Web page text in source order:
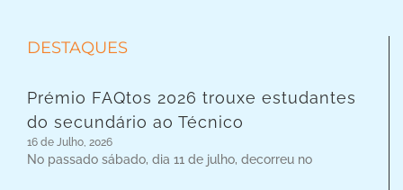
DESTAQUES
Prémio FAQtos 2026 trouxe estudantes
do secundário ao Técnico
16 de Julho, 2026
No passado sábado, dia 11 de julho, decorreu no